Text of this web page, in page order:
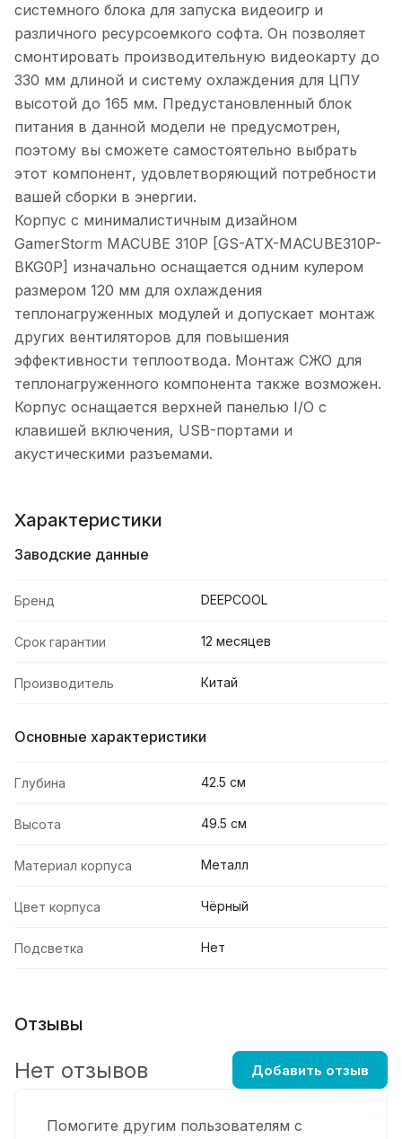
системного блока для запуска видеоигр и
различного ресурсоемкого софта. Он позволяет
смонтировать производительную видеокарту до
330 мм длиной и систему охлаждения для ЦПУ
высотой до 165 мм. Предустановленный блок
питания в данной модели не предусмотрен,
поэтому вы сможете самостоятельно выбрать
этот компонент, удовлетворяющий потребности
вашей сборки в энергии.
Корпус с минималистичным дизайном
GamerStorm MACUBE 310P [GS-ATX-MACUBE310P-
BKG0P] изначально оснащается одним кулером
размером 120 мм для охлаждения
теплонагруженных модулей и допускает монтаж
других вентиляторов для повышения
эффективности теплоотвода. Монтаж СЖО для
теплонагруженного компонента также возможен.
Корпус оснащается верхней панелью I/O с
клавишей включения, USB-портами и
акустическими разъемами.
Характеристики
Заводские данные
Бренд DEEPCOOL
Срок гарантии 12 месяцев
Производитель Китай
Основные характеристики
Глубина 42.5 см
Высота 49.5 см
Материал корпуса Металл
Цвет корпуса Чёрный
Подсветка Нет
Отзывы
Помогите другим пользователям с
Нет отзывов Добавить отзыв